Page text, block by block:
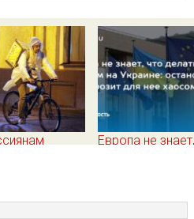
Европа не знает,
грозит для нее